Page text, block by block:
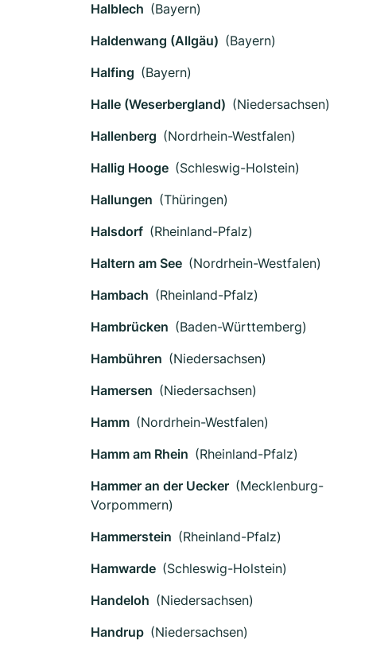
Halblech (Bayern)
Haldenwang (Allgäu) (Bayern)
Halfing (Bayern)
Halle (Weserbergland) (Niedersachsen)
Hallenberg (Nordrhein-Westfalen)
Hallig Hooge (Schleswig-Holstein)
Hallungen (Thüringen)
Halsdorf (Rheinland-Pfalz)
Haltern am See (Nordrhein-Westfalen)
Hambach (Rheinland-Pfalz)
Hambrücken (Baden-Württemberg)
Hambühren (Niedersachsen)
Hamersen (Niedersachsen)
Hamm (Nordrhein-Westfalen)
Hamm am Rhein (Rheinland-Pfalz)
Hammer an der Uecker (Mecklenburg-
Vorpommern)
Hammerstein (Rheinland-Pfalz)
Hamwarde (Schleswig-Holstein)
Handeloh (Niedersachsen)
Handrup (Niedersachsen)